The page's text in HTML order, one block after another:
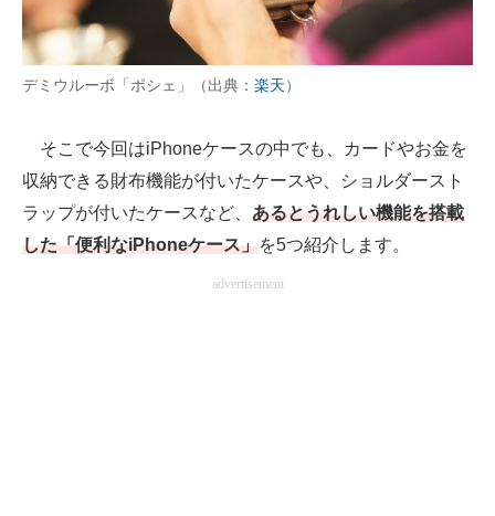
マーケ×ITの今がよく分かる
ITエンジニア向け専門サイト
製造業のIT導入・活用を支援
デミウルーボ「ポシェ」（出典： 楽天）
そこで今回はiPhoneケースの中でも、カードやお金を
収納できる財布機能が付いたケースや、ショルダースト
ラップが付いたケースなど、 あるとうれしい機能を搭載
した「便利なiPhoneケース」を5つ紹介します。
advertisement